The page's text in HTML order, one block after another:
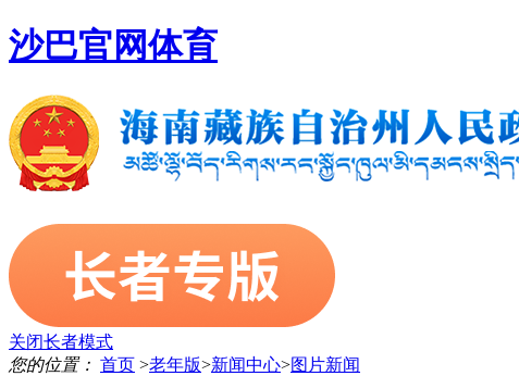
沙巴官网体育
关闭长者模式
您的位置： 首页 >老年版>新闻中心>图片新闻